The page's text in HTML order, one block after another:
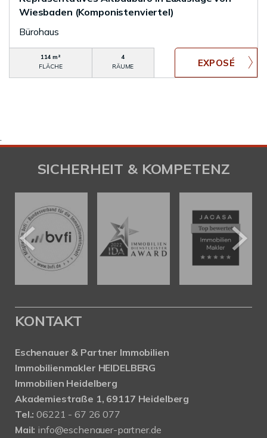
Wiesbaden (Komponistenviertel)
Bürohaus
114 m²
FLÄCHE
4
RÄUME
.
SICHERHEIT & KOMPETENZ
KONTAKT
Eschenauer & Partner Immobilien
Immobilienmakler HEIDELBERG
Immobilien Heidelberg
Akademiestraße 1, 69117 Heidelberg
Tel.:06221 - 67 26 077
Mail: info@eschenauer-partner.de